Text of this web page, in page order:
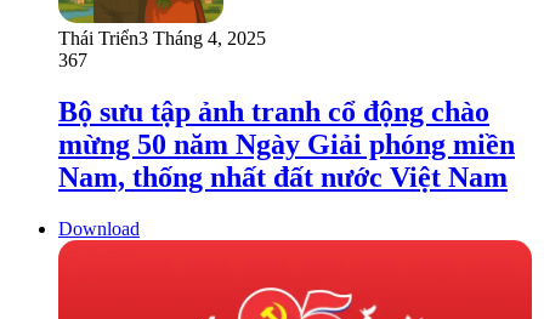
Thái Triển3 Tháng 4, 2025
367
Bộ sưu tập ảnh tranh cổ động chào
mừng 50 năm Ngày Giải phóng miền
Nam, thống nhất đất nước Việt Nam
Download